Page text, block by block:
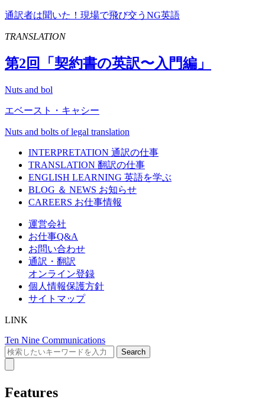
通訳者は聞いた！現場で飛び交うNG英語
TRANSLATION
第2回「契約書の英訳〜入門編」
Nuts and bol
エベースト・キャシー
Nuts and bolts of legal translation
INTERPRETATION 通訳の仕事
TRANSLATION 翻訳の仕事
ENGLISH LEARNING 英語を学ぶ
BLOG ＆ NEWS お知らせ
CAREERS お仕事情報
運営会社
お仕事Q&A
お問い合わせ
通訳・翻訳
オンライン登録
個人情報保護方針
サイトマップ
LINK
Ten Nine Communications
Features